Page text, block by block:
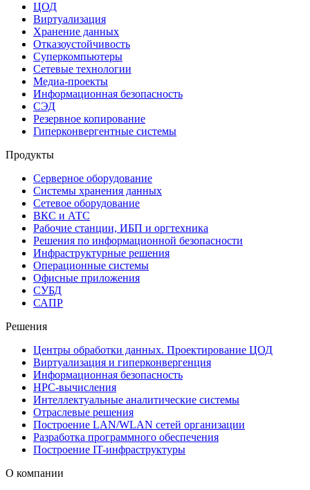
ЦОД
Виртуализация
Хранение данных
Отказоустойчивость
Суперкомпьютеры
Сетевые технологии
Медиа-проекты
Информационная безопасность
СЭД
Резервное копирование
Гиперконвергентные системы
Продукты
Серверное оборудование
Системы хранения данных
Сетевое оборудование
ВКС и АТС
Рабочие станции, ИБП и оргтехника
Решения по информационной безопасности
Инфраструктурные решения
Операционные системы
Офисные приложения
СУБД
САПР
Решения
Центры обработки данных. Проектирование ЦОД
Виртуализация и гиперконвергенция
Информационная безопасность
HPC-вычисления
Интеллектуальные аналитические системы
Отраслевые решения
Построение LAN/WLAN сетей организации
Разработка программного обеспечения
Построение IT-инфраструктуры
О компании